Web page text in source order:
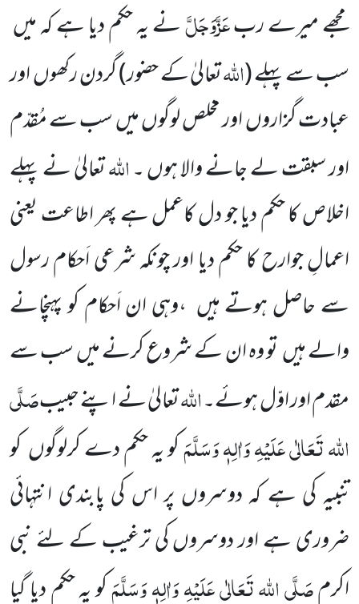
مجھے میرے ربعَزَّوَجَلَّنے یہ حکم دیا ہے کہ میں
سب سے پہلے (اللہتعالیٰ کے حضور) گردن رکھوں اور
عبادت گزاروں اور مخلص لوگوں میں سب سے مُقدّم
اور سبقت لے جانے والا ہوں ۔اللہتعالیٰ نے پہلے
اخلاص کا حکم دیا جو دل کاعمل ہے پھر اطاعت یعنی
اعمالِ جوارح کا حکم دیا اور چونکہ شرعی اَحکام رسول
سے حاصل ہوتے ہیں ،وہی ان اَحکام کو پہنچانے
والے ہیں تو وہ ان کے شروع کرنے میں سب سے
مقدم اور اوّل ہوئے۔اللہتعالیٰ نے اپنے حبیبصَلَّی
اللہ تَعَالٰی عَلَیْہِ وَاٰلِہٖ وَسَلَّمَکو یہ حکم دے کرلوگوں کو
تنبیہ کی ہے کہ دوسروں پر اس کی پابندی انتہائی
ضروری ہے اور دوسروں کی ترغیب کے لئے نبی
اکرمصَلَّی اللہ تَعَالٰی عَلَیْہِ وَاٰلِہٖ وَسَلَّمَکو یہ حکم دیا گیا